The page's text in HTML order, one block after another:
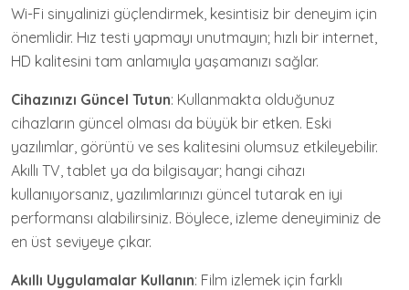
Wi-Fi sinyalinizi güçlendirmek, kesintisiz bir deneyim için
önemlidir. Hız testi yapmayı unutmayın; hızlı bir internet,
HD kalitesini tam anlamıyla yaşamanızı sağlar.
Cihazınızı Güncel Tutun: Kullanmakta olduğunuz
cihazların güncel olması da büyük bir etken. Eski
yazılımlar, görüntü ve ses kalitesini olumsuz etkileyebilir.
Akıllı TV, tablet ya da bilgisayar; hangi cihazı
kullanıyorsanız, yazılımlarınızı güncel tutarak en iyi
performansı alabilirsiniz. Böylece, izleme deneyiminiz de
en üst seviyeye çıkar.
Akıllı Uygulamalar Kullanın: Film izlemek için farklı